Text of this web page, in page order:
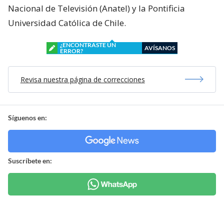
Nacional de Televisión (Anatel) y la Pontificia
Universidad Católica de Chile.
¿ENCONTRASTE UN
ERROR?
AVÍSANOS
Revisa nuestra página de correcciones
Síguenos en:
Suscríbete en: